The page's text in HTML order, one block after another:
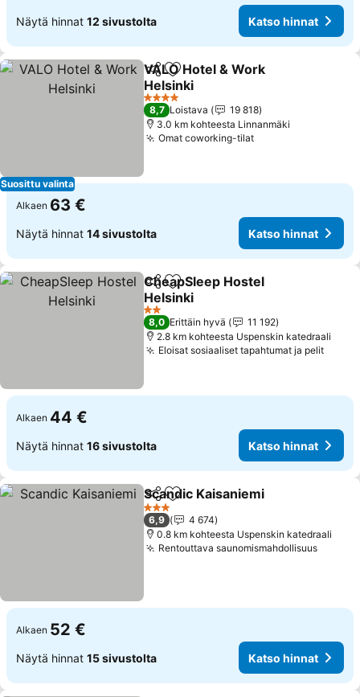
Näytä hinnat 12 sivustolta Katso hinnat
Suosittu valinta
Jaa Lisää suosikkeihin
VALO Hotel & Work
Helsinki
Katso hinnat
4 Tähtiluokitus
8,7 Loistava
19 818
3.0 km kohteesta Linnanmäki
Omat coworking-tilatKatso hinnat
Alkaen 63 €
Näytä hinnat 14 sivustolta Katso hinnat
Jaa Lisää suosikkeihin
CheapSleep Hostel
Helsinki
Katso hinnat
2 Tähtiluokitus
8,0 Erittäin hyvä
11 192
2.8 km kohteesta Uspenskin katedraali
Eloisat sosiaaliset tapahtumat ja pelit
Alkaen 44 €
Näytä hinnat 16 sivustolta Katso hinnat
Jaa Lisää suosikkeihin
Scandic Kaisaniemi
3 Tähtiluokitus
6,9
4 674
0.8 km kohteesta Uspenskin katedraali
Rentouttava saunomismahdollisuusKatso
Alkaen 52 €
Näytä hinnat 15 sivustolta Katso hinnat